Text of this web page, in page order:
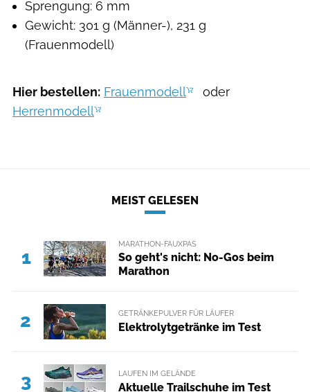
Sprengung: 6 mm
Gewicht: 301 g (Männer-), 231 g
(Frauenmodell)
Hier bestellen: Frauenmodell
oder
Herrenmodell
MEIST GELESEN
1
MARATHON-FAUXPAS
So geht's nicht: No-Gos beim
Marathon
2 GETRÄNKEPULVER FÜR LÄUFER
Elektrolytgetränke im Test
3 LAUFEN IM GELÄNDE
Aktuelle Trailschuhe im Test